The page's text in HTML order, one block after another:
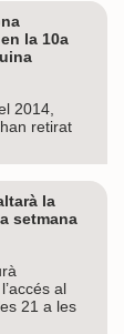
la 10a
2014,
retirat
la
setmana
al
21 a les